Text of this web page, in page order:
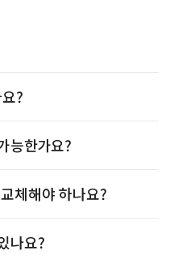
?
능한가요?
체해야 하나요?
나요?